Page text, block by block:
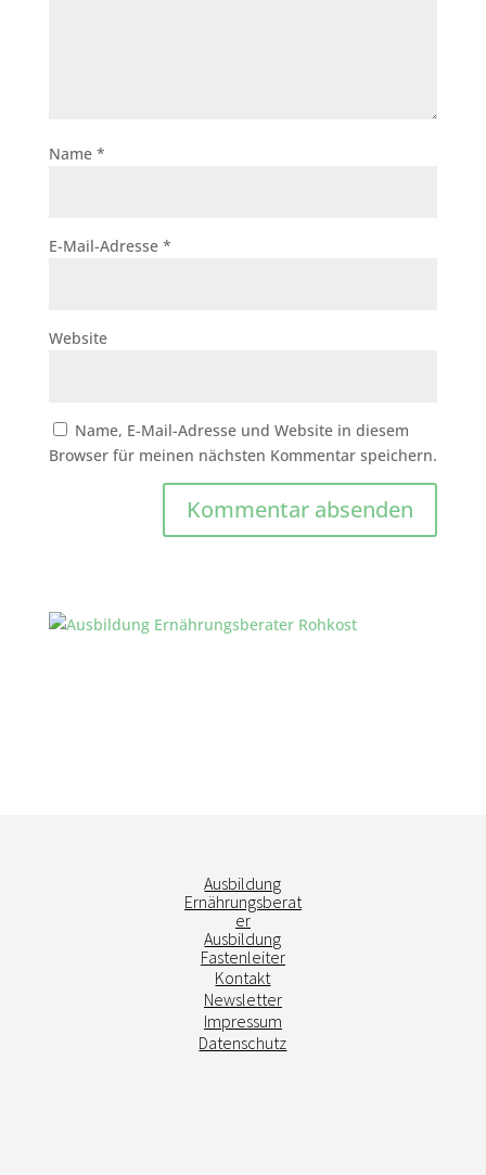
Name *
E-Mail-Adresse *
Website
Name, E-Mail-Adresse und Website in diesem
Browser für meinen nächsten Kommentar speichern.
Ausbildung
Ernährungsberat
er
Ausbildung
Fastenleiter
Kontakt
Newsletter
Impressum
Datenschutz